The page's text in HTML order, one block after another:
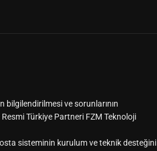
bilgilendirilmesi ve sorunlarının
Türkiye Partneri FZM Teknoloji
sisteminin kurulum ve teknik desteğini